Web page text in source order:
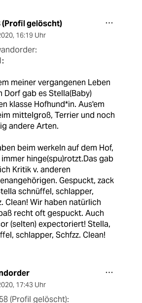
(Profil gelöscht)
, 16:19 Uhr
meiner vergangenen Leben
Dorf gab es Stella(Baby)
klasse Hofhund*in. Aus'em
mittelgroß, Terrier und noch
andere Arten.
beim werkeln auf dem Hof,
hinge(spu)rotzt.Das gab
Kritik v. anderen
Gespuckt, zack
schnüffel, schlapper,
Clean! Wir haben natürlich
recht oft gespuckt. Auch
(selten) expectoriert! Stella,
schlapper, Schfzz. Clean!
, 17:43 Uhr
(Profil gelöscht):